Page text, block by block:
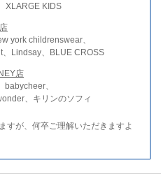
XLARGE KIDS
york childrenswear、
Lindsay、BLUE CROSS
店
、
、キリンのソフィ
すが、何卒ご理解いただきますよ